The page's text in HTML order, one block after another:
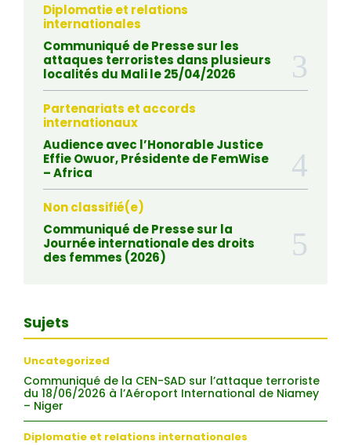
Diplomatie et relations
internationales
Communiqué de Presse sur les
attaques terroristes dans plusieurs
localités du Mali le 25/04/2026
Partenariats et accords
internationaux
Audience avec l’Honorable Justice
Effie Owuor, Présidente de FemWise
– Africa
Non classifié(e)
Communiqué de Presse sur la
Journée internationale des droits
des femmes (2026)
Sujets
Uncategorized
Communiqué de la CEN-SAD sur l’attaque terroriste
du 18/06/2026 à l’Aéroport International de Niamey
– Niger
Diplomatie et relations internationales